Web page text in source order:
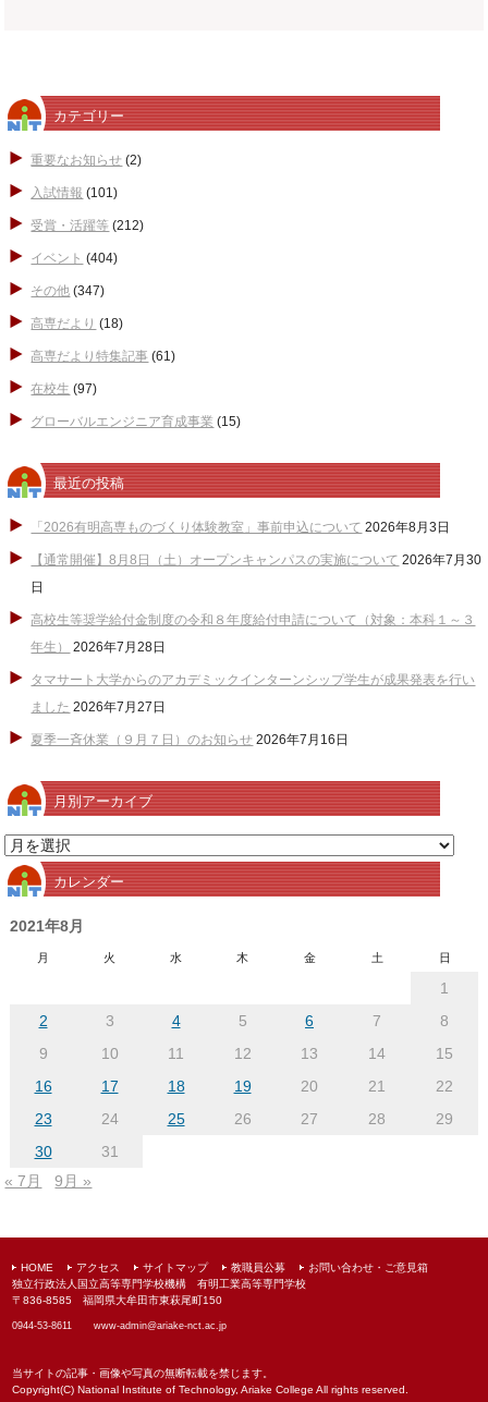
カテゴリー
重要なお知らせ (2)
入試情報 (101)
受賞・活躍等 (212)
イベント (404)
その他 (347)
高専だより (18)
高専だより特集記事 (61)
在校生 (97)
グローバルエンジニア育成事業 (15)
最近の投稿
「2026有明高専ものづくり体験教室」事前申込について 2026年8月3日
【通常開催】8月8日（土）オープンキャンパスの実施について 2026年7月30
日
高校生等奨学給付金制度の令和８年度給付申請について（対象：本科１～３
年生）
2026年7月28日
タマサート大学からのアカデミックインターンシップ学生が成果発表を行い
ました 2026年7月27日
夏季一斉休業（９月７日）のお知らせ 2026年7月16日
月別アーカイブ
月
別
ア
ー
カレンダー
2021年8月
月 火 水 木 金 土 日
1
2
3 4 5 6 7
8
9
10 11 12 13 14
15
16
17 18 19 20 21
22
23
24 25 26 27 28
29
30
31
« 7月
9月 »
HOME アクセス サイトマップ 教職員公募
お問い合わせ・ご意見箱
独立行政法人国立高等専門学校機構 有明工業高等専門学校
〒836-8585 福岡県大牟田市東萩尾町150
0944-53-8611 www-admin@ariake-nct.ac.jp
当サイトの記事・画像や写真の無断転載を禁じます。
Copyright(C) National Institute of Technology, Ariake College All rights reserved.